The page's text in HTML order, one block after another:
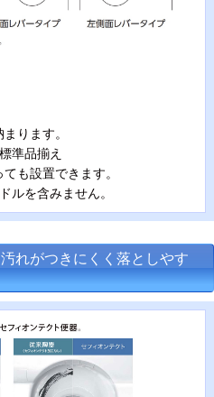
ります。
準品揃え
も設置できます。
ルを含みません。
れがつきにくく落としやす